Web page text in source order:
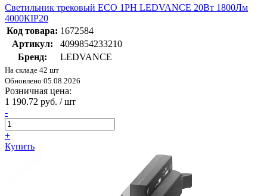
Светильник трековый ECO 1PH LEDVANCE 20Вт 1800Лм
4000КIP20
Код товара: 1672584
Артикул:
4099854233210
Бренд:
LEDVANCE
На складе 42 шт
Обновлено 05.08.2026
Розничная цена:
1 190.72 руб. / шт
-
+
Купить